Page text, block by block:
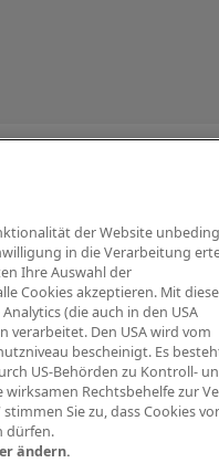
Orchester PA Mikrofon
der Website
in die Verarbeitung
Ihre Auswahl der
Cookies akzeptieren. Mit
(die auch in den USA
verarbeitet. Den USA wird vom
bescheinigt. Es
US-Behörden zu Kontroll-
Rechtsbehelfe zur
Sie zu, dass Cookies
dürfen.
ändern.